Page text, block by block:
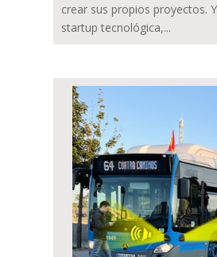
crear sus propios proyectos.
startup tecnológica,...